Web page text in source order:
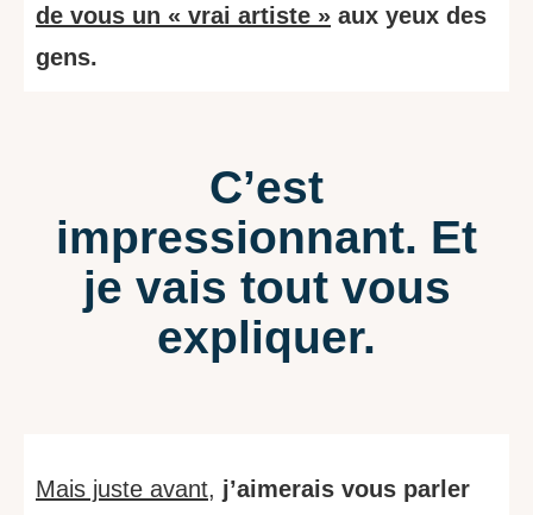
de vous un « vrai artiste » aux yeux des
gens.
C’est
impressionnant. Et
je vais tout vous
expliquer.
Mais juste avant, j’aimerais vous parler